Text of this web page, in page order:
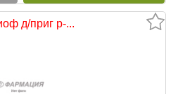
д/приг р-...